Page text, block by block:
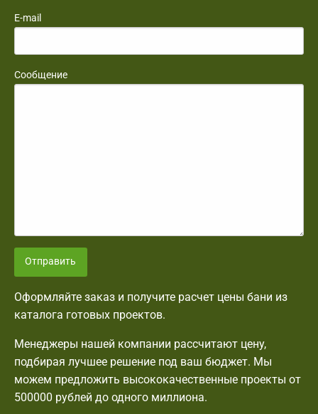
E-mail
Сообщение
Отправить
Оформляйте заказ и получите расчет цены бани из
каталога готовых проектов.
Менеджеры нашей компании рассчитают цену,
подбирая лучшее решение под ваш бюджет. Мы
можем предложить высококачественные проекты от
500000 рублей до одного миллиона.